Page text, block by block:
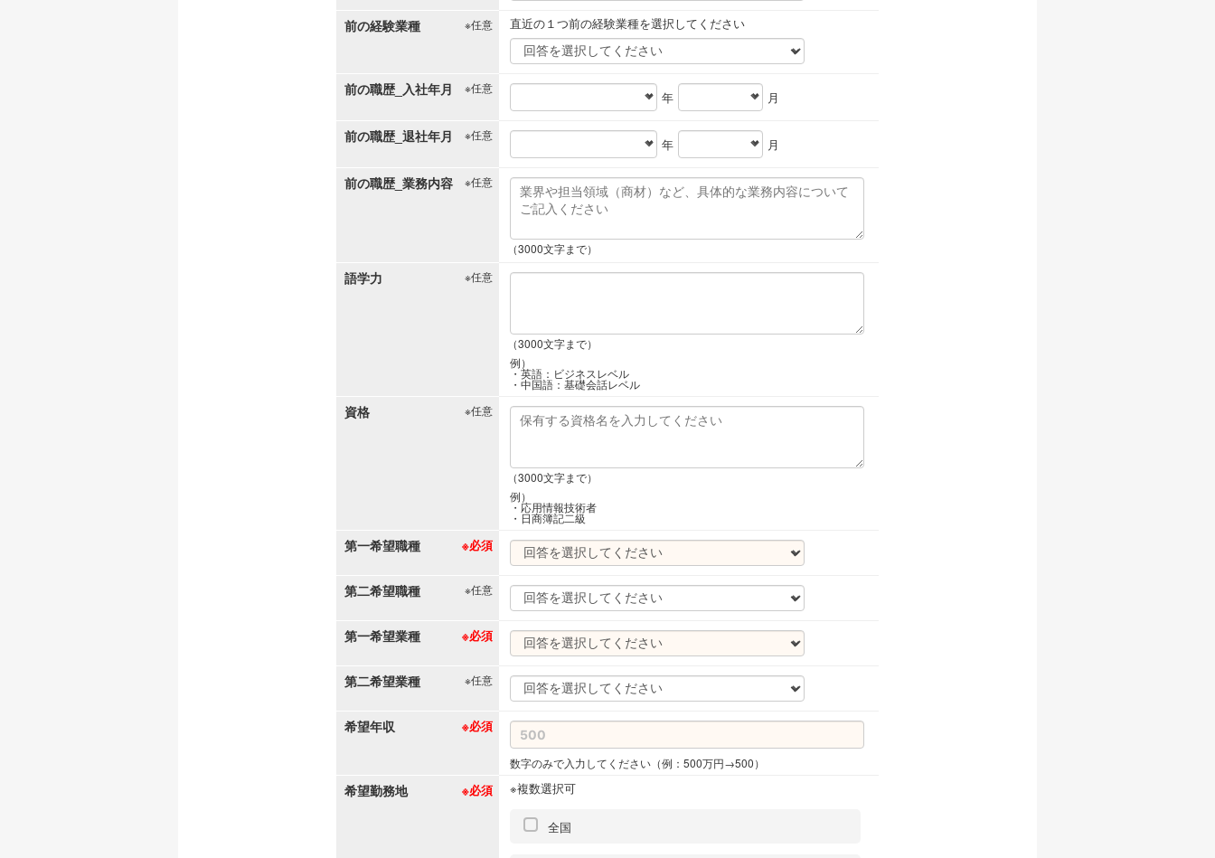
前の経験業種 ※任意 直近の１つ前の経験業種を選択してください
前の職歴_入社年月 ※任意
年 月
前の職歴_退社年月 ※任意
年 月
前の職歴_業務内容 ※任意
（3000文字まで）
語学力 ※任意
（3000文字まで）
例）
・英語：ビジネスレベル
・中国語：基礎会話レベル
資格 ※任意
（3000文字まで）
例）
・応用情報技術者
・日商簿記二級
第一希望職種 ※必須
第二希望職種 ※任意
第一希望業種 ※必須
第二希望業種 ※任意
希望年収 ※必須
数字のみで入力してください（例：500万円→500）
希望勤務地 ※必須 ※複数選択可
全国